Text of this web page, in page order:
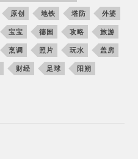
原创 地铁 塔防 外婆
宝宝 德国 攻略 旅游
烹调 照片 玩水 盖房
财经 足球 阳朔